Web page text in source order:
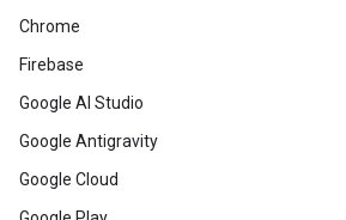
Chrome
Firebase
Google AI Studio
Google Antigravity
Google Cloud